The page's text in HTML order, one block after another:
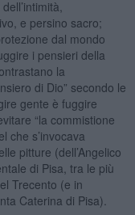
e persino sacro;
dal mondo
i pensieri della
la
di Dio” secondo le
gente è fuggire
“la commistione
che s’invocava
pitture (dell’Angelico
di Pisa, tra le più
Trecento (e in
Caterina di Pisa).